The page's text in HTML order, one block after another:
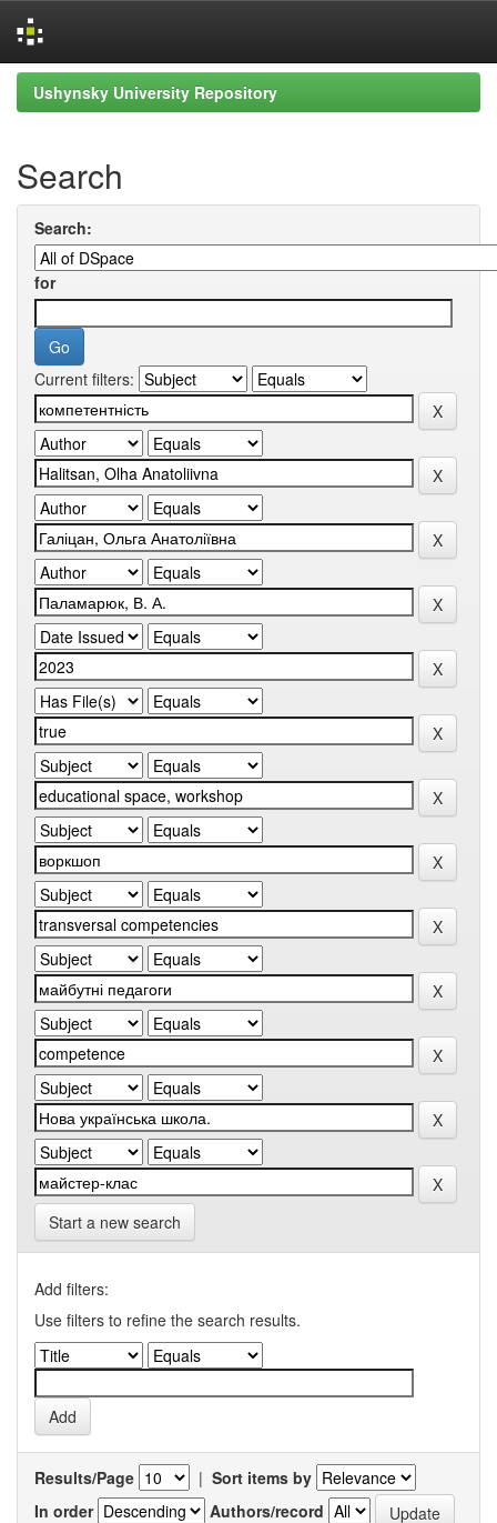
Skip
navigation
Ushynsky University Repository
Search
Search:
for
Current filters:
Start a new search
Add filters:
Use filters to refine the search results.
Results/Page | Sort items by
In order
Authors/record